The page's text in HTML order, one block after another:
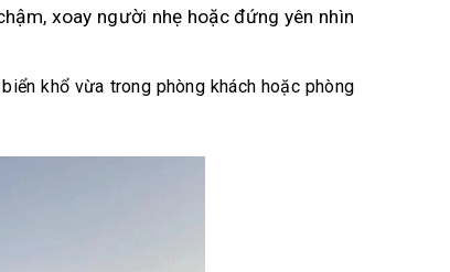
xoay người nhẹ hoặc đứng yên nhìn
khổ vừa trong phòng khách hoặc phòng